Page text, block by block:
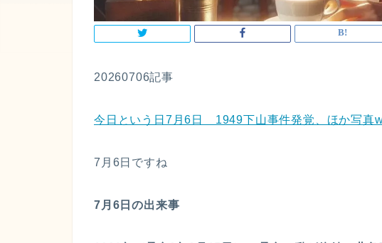
20260706記事
今日という日7月6日 1949下山事件発覚、ほか写真
7月6日ですね
7月6日の出来事